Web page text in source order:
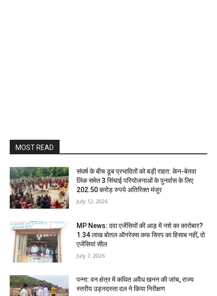
MOST READ
संघर्ष के बीच डूब प्रभावितों को बड़ी राहत: केन-बेतवा
लिंक समेत 3 सिंचाई परियोजनाओं के पुनर्वास के लिए
202.50 करोड़ रुपये अतिरिक्त मंजूर
July 12, 2026
MP News: दवा एजेंसियों की आड़ में नशे का कारोबार?
1.34 लाख बोतल ऑनरेक्स कफ सिरप का हिसाब नहीं, दो
एजेंसियां सील
July 7, 2026
पन्ना: वन क्षेत्र में कथित अवैध खनन की जांच, राज्य
स्तरीय उड़नदस्ता दल ने किया निरीक्षण